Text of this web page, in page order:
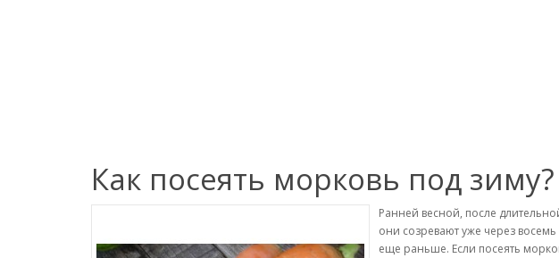
Как посеять морковь под зиму?
Ранней весной, после
они созревают уже через
еще раньше. Если посеять